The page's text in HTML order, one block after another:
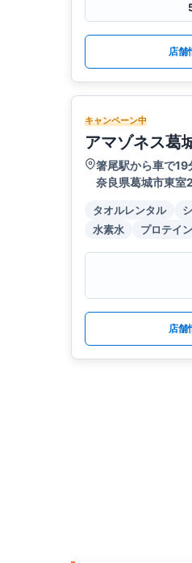
店舗
キャンペーン中
アマゾネス葛
箸尾駅から車で19
奈良県葛城市東
タオルレンタル
水素水
プロテイン
店舗